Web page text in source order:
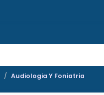
Audiologia Y Foniatria